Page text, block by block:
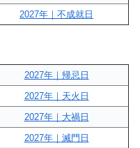
2027年｜不成就日
2027年｜帰忌日
2027年｜天火日
2027年｜大禍日
2027年｜滅門日